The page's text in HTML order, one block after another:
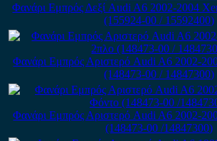
Φανάρι Εμπρός Δεξί Audi A6 2002-2004
(155924-00 / 15592400)
Φανάρι Εμπρός Αριστερό Audi A6 2002-
(148473-00 / 14847300)
Φανάρι Εμπρός Αριστερό Audi A6 2002-
(148473-00 /14847300)